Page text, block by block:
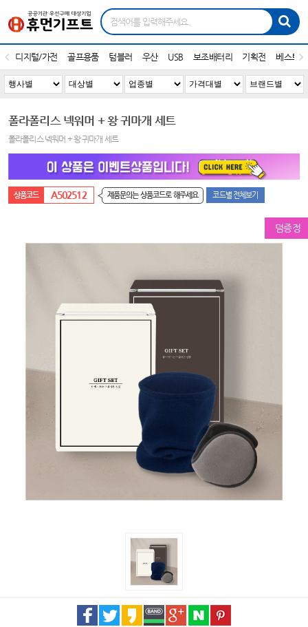
디지털/가전 골프용품 텀블러 우산 USB 보조배터리 기획전 베스트
폴라폴리스 넥워머 + 왕 귀마개 세트
폴라폴리스 넥워머 + 왕 귀마개 세트
A502512 제품문의는 상품코드로 해주세요 코드별 전체보기
덤증정